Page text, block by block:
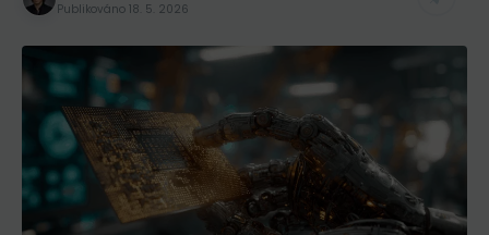
Publikováno 18. 5. 2026